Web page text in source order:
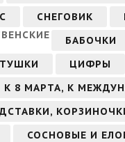
СНЕГОВИК
БАБОЧКИ
ЦИФРЫ
К 8 МАРТА, К
СОСНОВЫЕ И